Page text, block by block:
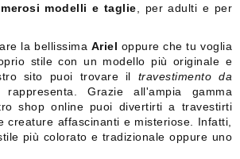
modelli e taglie , per adulti e per
la bellissima Ariel oppure che tu voglia
stile con un modello più originale e
sito puoi trovare il travestimento da
Grazie all'ampia gamma
shop online puoi divertirti a travestirti
affascinanti e misteriose. Infatti,
più colorato e tradizionale oppure uno